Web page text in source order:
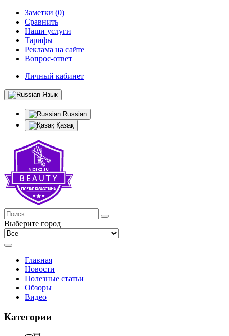
Заметки (0)
Сравнить
Наши услуги
Тарифы
Реклама на сайте
Вопрос-ответ
Личный кабинет
Язык
Russian
Қазақ
Выберите город
Главная
Новости
Полезные статьи
Обзоры
Видео
Категории